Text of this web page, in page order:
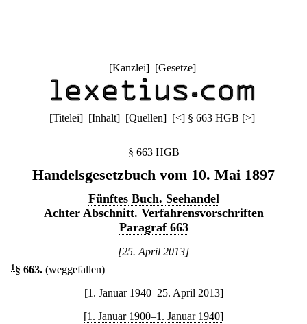
[Kanzlei] [Gesetze]
[Titelei] [Inhalt] [Quellen] [<] § 663 HGB [>]
§ 663 HGB
Handelsgesetzbuch vom 10. Mai 1897
Fünftes Buch. Seehandel
Achter Abschnitt. Verfahrensvorschriften
Paragraf 663
[25. April 2013]
1 § 663. (weggefallen)
[1. Januar 1940–25. April 2013]
[1. Januar 1900–1. Januar 1940]